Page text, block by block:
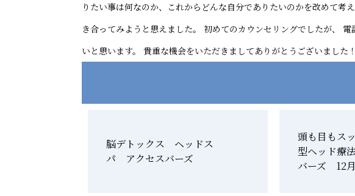
りたい事は何なのか、これからどんな自分でありたいのかを改めて
き合ってみようと思えました。 初めてのカウンセリングでしたが、
いと思います。 貴重な機会をいただきましてありがとうございました！
脳デトックス ヘッドス
パ アクセスバーズ
頭も目もス
型ヘッド
バーズ 12